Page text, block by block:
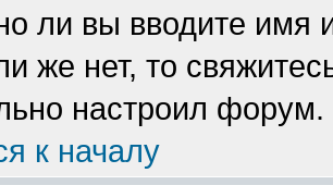
ли вы вводите
же нет, то
настроил форум.
к началу